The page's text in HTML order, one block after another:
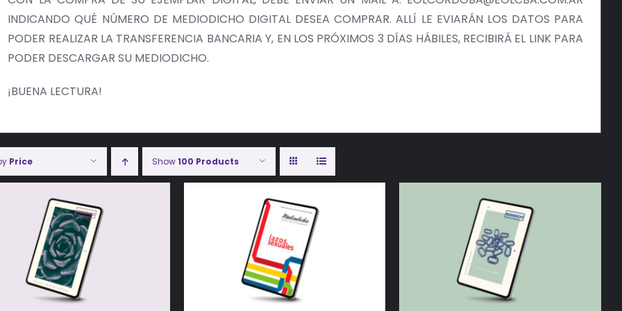
INDICANDO QUÉ NÚMERO DE MEDIODICHO DIGITAL DESEA COMPRAR. ALLÍ LE EVIARÁN LOS DATOS PARA
PODER REALIZAR LA TRANSFERENCIA BANCARIA Y, EN LOS PRÓXIMOS 3 DÍAS HÁBILES, RECIBIRÁ EL LINK PARA
PODER DESCARGAR SU MEDIODICHO.
¡BUENA LECTURA!
Price Show100 Products
AL CARRITO / AÑADIR AL CARRITO / AÑADIR AL CARRITO /